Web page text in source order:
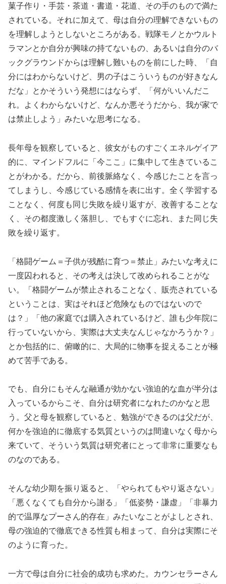
菓子作り・手芸・茶道・書道・花道、その手のもので満た
されている。それに加えて、母は自分の理解できないもの
を理解しようとしないところがある。戦隊モノとかウルト
ラマンとか自分が興味の持てないもの、あるいは自分のバ
ックグラウンドからは理解し難いものを前にした時、「自
分にはわからないけど、男の子はこういうものが好きなん
だな」とかそういう発想にはならず、「何がいいんだこ
れ。よくわからないけど、なんか悪そうだから、我が家で
は禁止しよう」みたいな思考になる。
長年母を観察していると、彼女がものすごくエネルゲイア
的に、マインドフルに「今ここ」に集中して生きているこ
とがわかる。だから、前後脈絡なく、今感じたことを言っ
てしまうし、今感じている感情を表に出す。全く学習する
ことなく、何度も同じ失敗を繰り返すが、改善することな
く、その都度激しく落胆し、でもすぐに忘れ、また同じ失
敗を繰り返す。
「格闘ゲーム＝子供が残酷に育つ＝禁止」みたいな考えに
一度囚われると、その考えは決して改められることがな
い。「格闘ゲームが禁止されることなく、販売されている
ということは、実はそれほど危険なものではないので
は？」「他の家庭では購入されているけど、誰も少年院に
行っていないから、実際は大丈夫なんじゃなかろうか？」
とか包括的に、俯瞰的に、大局的に物事を捉えることが極
めて苦手である。
でも、自分にもそんな融通が効かない強迫的な血が半分は
入っているからこそ、自分は研究者になれたのかなと思
う。父と母を観察していると、勉強ができるのは父だが、
何かを強迫的に徹底する気質というのは間違いなく母から
来ていて、そういう気質は研究者にとって非常に重要なも
のなのである。
そんな幼少期を振り返ると、「やられてもやり返さない」
「悪くなくても自分から謝る」「低姿勢・謙虚」「非暴力
的で温厚なプーさん的存在」みたいなことがよしとされ、
母の強迫的で徹底できる性質も相まって、自分は実際にそ
のように育った。
一方で母は自分に社会的成功も求めた。カウンセラーさん